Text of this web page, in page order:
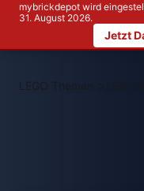
mybrickdepot wird
31. August 2026.
Jetzt
LEGO Themen >